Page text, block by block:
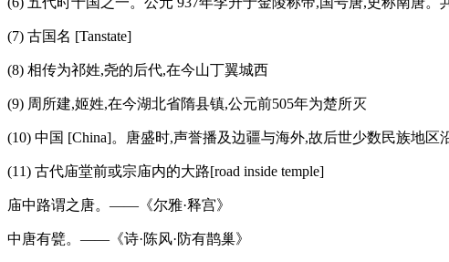
(7) 古国名 [Tanstate]
(8) 相传为祁姓,尧的后代,在今山丁翼城西
(9) 周所建,姬姓,在今湖北省隋县镇,公元前505年为楚所灭
(10) 中国 [China]。唐盛时,声誉播及边疆与海外,故后世少数民族地
(11) 古代庙堂前或宗庙内的大路[road inside temple]
庙中路谓之唐。——《尔雅·释宫》
中唐有甓。——《诗·陈风·防有鹊巢》